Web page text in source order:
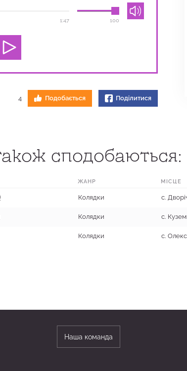
1:47 100
4 Подобається Поділитися
сподобаються:
ЖАНР МІСЦЕ
Колядки
Колядки с.
Колядки
Наша команда